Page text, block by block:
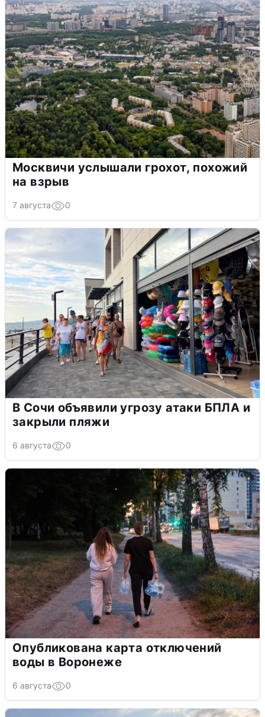
Москвичи услышали грохот, похожий
на взрыв
7 августа 0
В Сочи объявили угрозу атаки БПЛА и
закрыли пляжи
6 августа 0
Опубликована карта отключений
воды в Воронеже
6 августа 0